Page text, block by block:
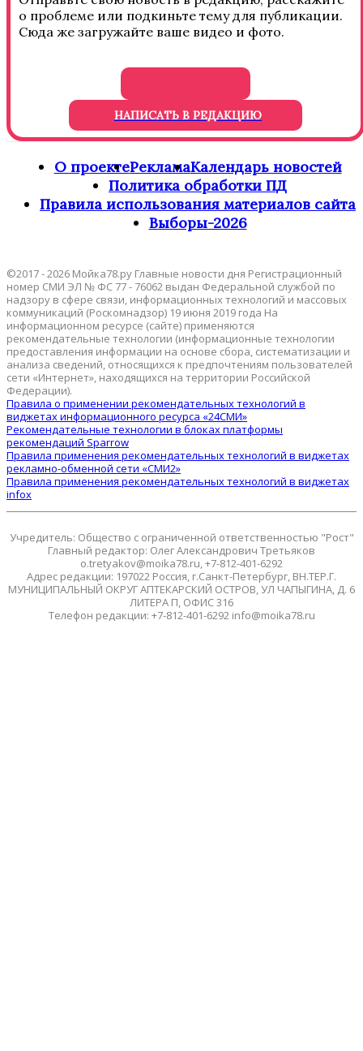
о проблеме или подкиньте тему для публикации.
Сюда же загружайте ваше видео и фото.
НАПИСАТЬ В РЕДАКЦИЮ
О проектеРекламаКалендарь новостей
Политика обработки ПД
Правила использования материалов сайта
Выборы-2026
©2017 - 2026 Мойка78.ру Главные новости дня Регистрационный
номер СМИ ЭЛ № ФС 77 - 76062 выдан Федеральной службой по
надзору в сфере связи, информационных технологий и массовых
коммуникаций (Роскомнадзор) 19 июня 2019 года На
информационном ресурсе (сайте) применяются
рекомендательные технологии (информационные технологии
предоставления информации на основе сбора, систематизации и
анализа сведений, относящихся к предпочтениям пользователей
сети «Интернет», находящихся на территории Российской
Федерации).
Правила о применении рекомендательных технологий в
виджетах информационного ресурса «24СМИ»
Рекомендательные технологии в блоках платформы
рекомендаций Sparrow
Правила применения рекомендательных технологий в виджетах
рекламно-обменной сети «СМИ2»
Правила применения рекомендательных технологий в виджетах
infox
Учредитель: Общество с ограниченной ответственностью "Рост"
Главный редактор: Олег Александрович Третьяков
o.tretyakov@moika78.ru, +7-812-401-6292
Адрес редакции: 197022 Россия, г.Санкт-Петербург, ВН.ТЕР.Г.
МУНИЦИПАЛЬНЫЙ ОКРУГ АПТЕКАРСКИЙ ОСТРОВ, УЛ ЧАПЫГИНА, Д. 6
ЛИТЕРА П, ОФИС 316
Телефон редакции: +7-812-401-6292 info@moika78.ru